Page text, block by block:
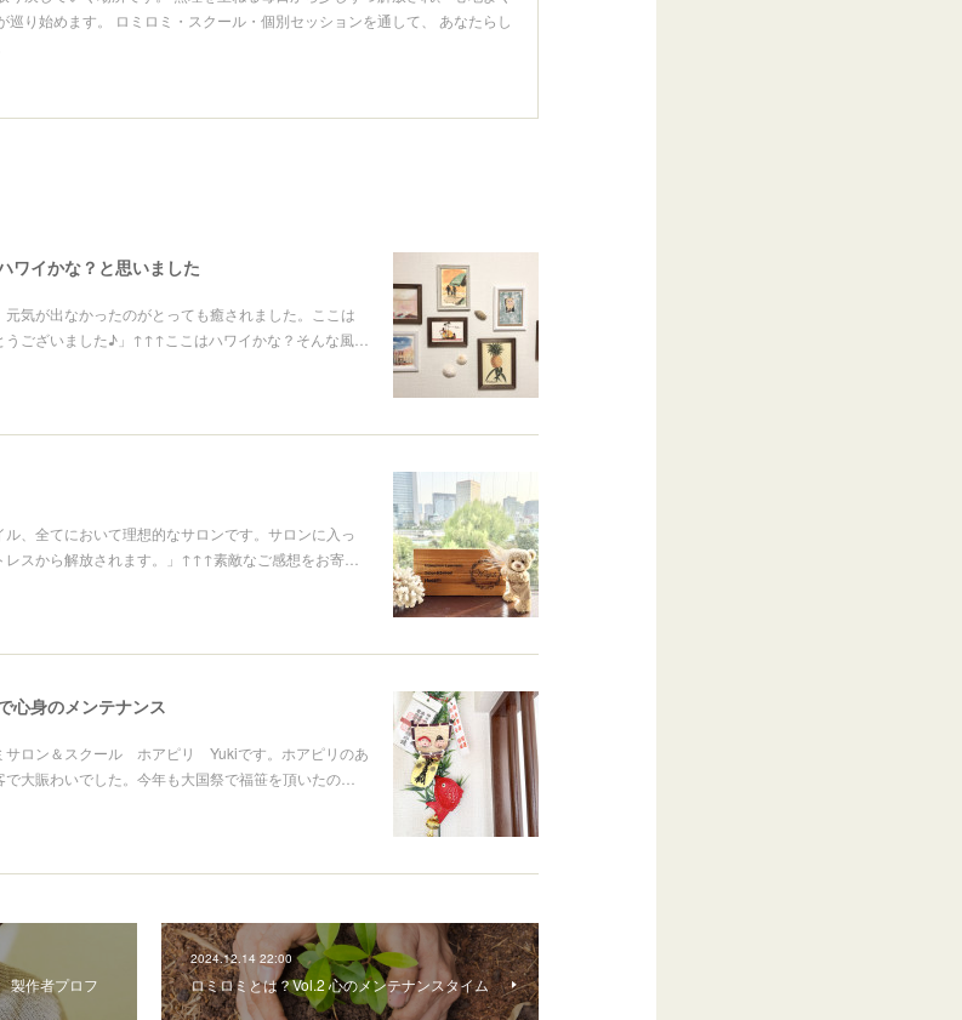
巡り始めます。 ロミロミ・スクール・個別セッションを通して、 あなたらし
ワイかな？と思いました
元気が出なかったのがとっても癒されました。ここは
うございました♪」↑↑↑ここはハワイかな？そんな風…
ル、全てにおいて理想的なサロンです。サロンに入っ
スから解放されます。」↑↑↑素敵なご感想をお寄…
心身のメンテナンス
ロン＆スクール ホアピリ Yukiです。ホアピリのあ
大賑わいでした。今年も大国祭で福笹を頂いたの…
製作者プロフ
2024.12.14 22:00
ロミロミとは？Vol.2 心のメンテナンスタイム